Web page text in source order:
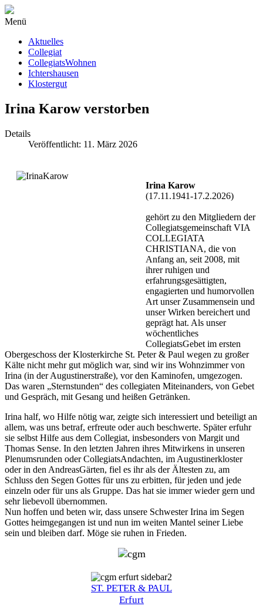
Menü
Aktuelles
Collegiat
CollegiatsWohnen
Ichtershausen
Klostergut
Irina Karow verstorben
Details
Veröffentlicht: 11. März 2026
Irina Karow
(17.11.1941-17.2.2026)
gehört zu den Mitgliedern der
Collegiatsgemeinschaft VIA
COLLEGIATA
CHRISTIANA, die von
Anfang an, seit 2008, mit
ihrer ruhigen und
erfahrungsgesättigten,
engagierten und humorvollen
Art unser Zusammensein und
unser Wirken bereichert und
geprägt hat. Als unser
wöchentliches
CollegiatsGebet im ersten
Obergeschoss der Klosterkirche St. Peter & Paul wegen zu großer
Kälte nicht mehr gut möglich war, sind wir ins Wohnzimmer von
Irina (in der Augustinerstraße), vor den Kaminofen, umgezogen.
Das waren „Sternstunden“ des collegiaten Miteinanders, von Gebet
und Gespräch, mit Gesang und heißen Getränken.
Irina half, wo Hilfe nötig war, zeigte sich interessiert und beteiligt an
allem, was uns betraf, erfreute oder auch beschwerte. Später erfuhr
sie selbst Hilfe aus dem Collegiat, insbesonders von Margit und
Thomas Sense. In den letzten Jahren ihres Mitwirkens in unseren
Plenumsrunden oder CollegiatsAndachten, im Augustinerkloster
oder in den AndreasGärten, fiel es ihr als der Ältesten zu, am
Schluss den Segen Gottes für uns zu erbitten, für jeden und jede
einzeln oder für uns als Gruppe. Das hat sie immer wieder gern und
sehr liebevoll übernommen.
Nun hoffen und beten wir, dass unsere Schwester Irina im Segen
Gottes heimgegangen ist und nun im weiten Mantel seiner Liebe
sein und bleiben darf. Möge sie ruhen in Frieden.
ST. PETER & PAUL
Erfurt